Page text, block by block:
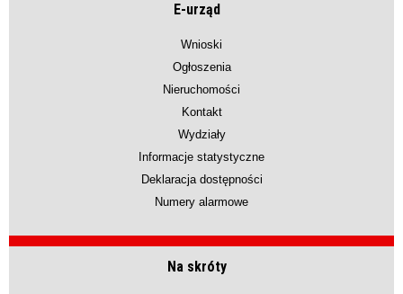
E-urząd
Wnioski
Ogłoszenia
Nieruchomości
Kontakt
Wydziały
Informacje statystyczne
Deklaracja dostępności
Numery alarmowe
Na skróty